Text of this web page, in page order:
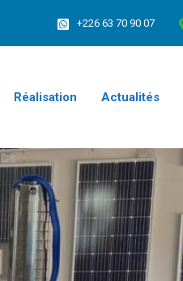
+226 63 70 90 07
Réalisation Actualités